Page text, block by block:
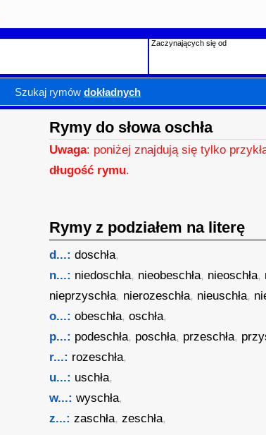
Zaczynających się od
Szukaj rymówdokładnych
Rymy do słowa oschła
Uwaga: poniżej znajdują się tylko
długość rymu.
Rymy z podziałem na literę
d...: doschła,
n...: niedoschła, nieobeschła, nieoschła,
nieprzyschła, nierozeschła, nieuschła,
o...: obeschła,oschła,
p...: podeschła, poschła, przeschła,
r...: rozeschła,
u...: uschła,
w...: wyschła,
z...: zaschła,zeschła,